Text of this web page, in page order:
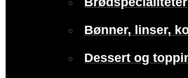
Bønner, linser,
Dessert og